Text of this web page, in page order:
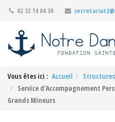
02 32 14 04 30
Vous êtes ici : Accueil
Structures
Service d'Accompagnement
Grands Mineurs